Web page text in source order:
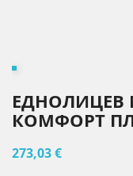
ЕДНОЛИЦЕВ
КОМФОРТ
273,03 €